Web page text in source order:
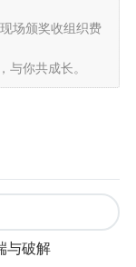
场颁奖收组织费
与你共成长。
与破解